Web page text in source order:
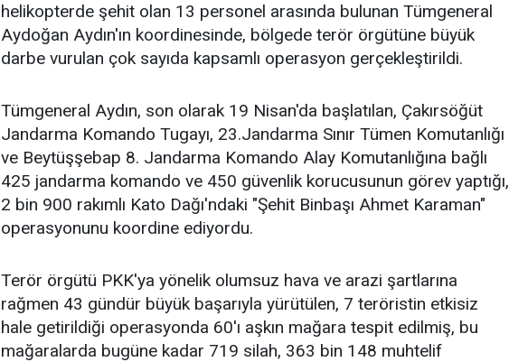
helikopterde şehit olan 13 personel arasında bulunan Tümgeneral
Aydoğan Aydın'ın koordinesinde, bölgede terör örgütüne büyük
darbe vurulan çok sayıda kapsamlı operasyon gerçekleştirildi.
Tümgeneral Aydın, son olarak 19 Nisan'da başlatılan, Çakırsöğüt
Jandarma Komando Tugayı, 23.Jandarma Sınır Tümen Komutanlığı
ve Beytüşşebap 8. Jandarma Komando Alay Komutanlığına bağlı
425 jandarma komando ve 450 güvenlik korucusunun görev yaptığı,
2 bin 900 rakımlı Kato Dağı'ndaki "Şehit Binbaşı Ahmet Karaman"
operasyonunu koordine ediyordu.
Terör örgütü PKK'ya yönelik olumsuz hava ve arazi şartlarına
rağmen 43 gündür büyük başarıyla yürütülen, 7 teröristin etkisiz
hale getirildiği operasyonda 60'ı aşkın mağara tespit edilmiş, bu
mağaralarda bugüne kadar 719 silah, 363 bin 148 muhtelif